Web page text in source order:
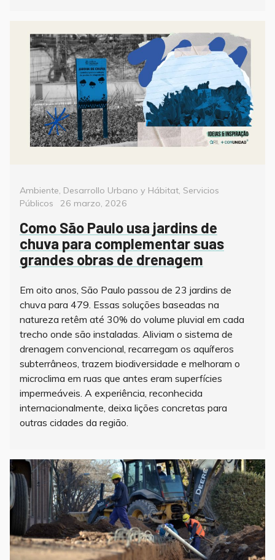
Categorías
Ambiente, Desarrollo Urbano y Hábitat, Servicios
Públicos
Posted
26 marzo, 2026
Como São Paulo usa jardins de
chuva para complementar suas
grandes obras de drenagem
Em oito anos, São Paulo passou de 23 jardins de
chuva para 479. Essas soluções baseadas na
natureza retêm até 30% do volume pluvial em cada
trecho onde são instaladas. Aliviam o sistema de
drenagem convencional, recarregam os aquíferos
subterrâneos, trazem biodiversidade e melhoram o
microclima em ruas que antes eram superfícies
impermeáveis. A experiência, reconhecida
internacionalmente, deixa lições concretas para
outras cidades da região.